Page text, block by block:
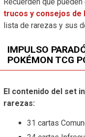
Recuerden que
trucos y consejos de
lista de rarezas y sus
IMPULSO
POKÉMON TCG
El contenido del set
rarezas:
31 cartas